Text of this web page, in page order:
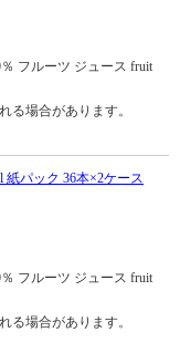
フルーツ ジュース fruit
る場合があります。
紙パック 36本×2ケース
フルーツ ジュース fruit
る場合があります。